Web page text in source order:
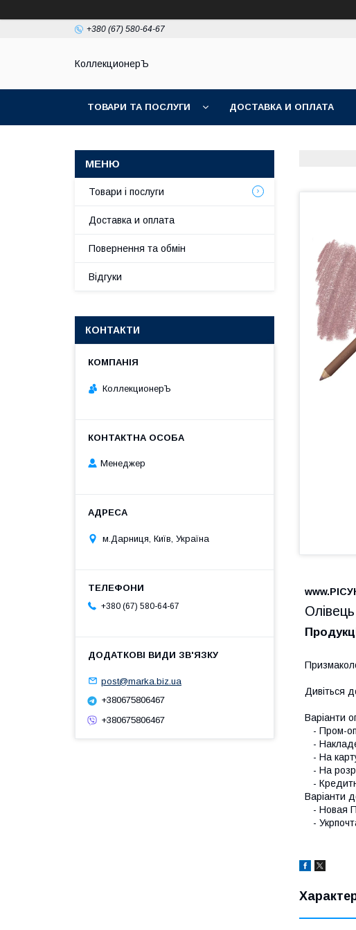
+380 (67) 580-64-67
КоллекционерЪ
ТОВАРИ ТА ПОСЛУГИ ДОСТАВКА И ОПЛАТА
Дивіться
Варіанти
- Пром-
-
- На
- На
-
Варіанти
- Новая
-
Товари і послуги
Доставка и оплата
Повернення та обмін
Відгуки
КОНТАКТИ
КоллекционерЪ
Менеджер
м.Дарниця, Київ, Україна
+380 (67) 580-64-67
post@marka.biz.ua
+380675806467
+380675806467